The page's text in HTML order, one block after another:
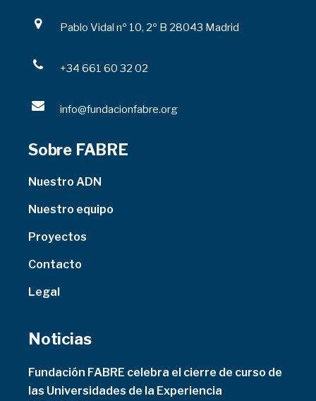
Pablo Vidal nº 10, 2º B 28043 Madrid
+34 661 60 32 02
info@fundacionfabre.org
Sobre FABRE
Nuestro ADN
Nuestro equipo
Proyectos
Contacto
Legal
Noticias
Fundación FABRE celebra el cierre de curso de
las Universidades de la Experiencia